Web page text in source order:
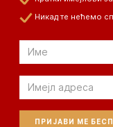
Никад те нећемо
Email
Email